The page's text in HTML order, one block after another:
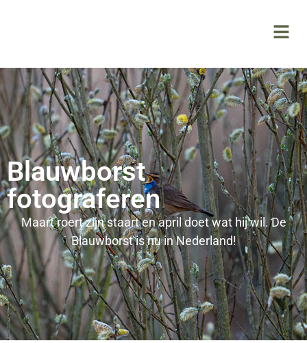
Blauwborst
fotograferen
Maart roert zijn staart en april doet wat hij wil. De
Blauwborst is nu in Nederland!